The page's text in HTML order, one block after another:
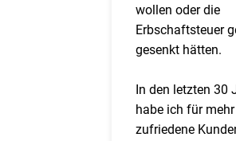
wollen oder die
Erbschaftsteuer
gesenkt hätten.
In den letzten 30
habe ich für
zufriedene